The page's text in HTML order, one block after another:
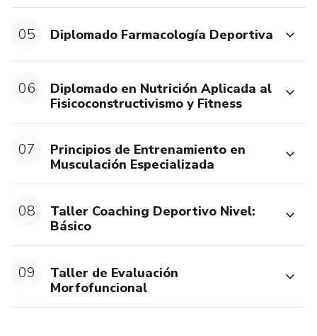
05 Diplomado Farmacología Deportiva
06
Diplomado en Nutrición Aplicada al
Fisicoconstructivismo y Fitness
07
Principios de Entrenamiento en
Musculación Especializada
08
Taller Coaching Deportivo Nivel:
Básico
09
Taller de Evaluación
Morfofuncional